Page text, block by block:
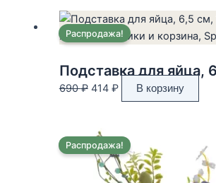
составляла
690 ₽.
414 ₽.
Распродажа!
690₽ Первоначальная
690 ₽.
414 ₽Текущая
цена:
В корзину
Распродажа!